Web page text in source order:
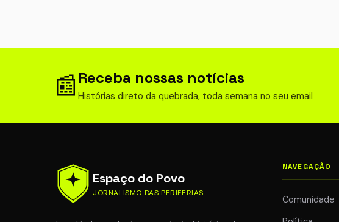
📰 Receba nossas notícias
Histórias direto da quebrada, toda semana no seu email
Espaço do Povo
JORNALISMO DAS PERIFERIAS
NAVEGAÇÃO
Comunidade